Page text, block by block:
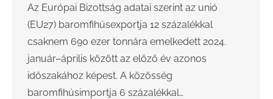
Az Európai Bizottság adatai szerint az unió
(EU27) baromfihúsexportja 12 százalékkal
csaknem 690 ezer tonnára emelkedett 2024.
január–április között az előző év azonos
időszakához képest. A közösség
baromfihúsimportja 6 százalékkal…